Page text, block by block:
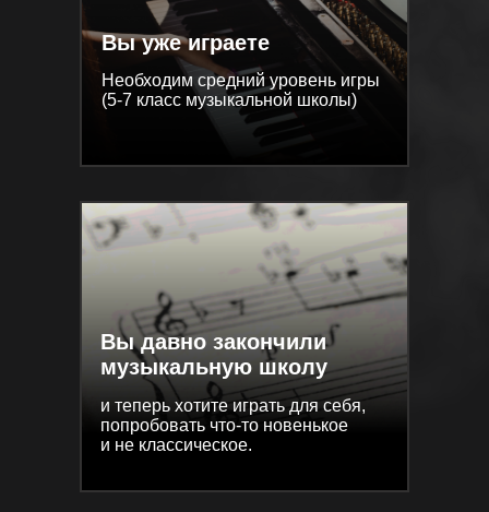
Вы уже играете
Необходим средний уровень игры
(5-7 класс музыкальной школы)
Вы давно закончили
музыкальную школу
и теперь хотите играть для себя,
попробовать что-то новенькое
и не классическое.
Вы уже играете
Необходим средний уровень игры
(5-7 класс музыкальной школы)
Вы давно закончили
музыкальную школу
и теперь хотите играть для себя,
попробовать что-то новенькое
и не классическое.